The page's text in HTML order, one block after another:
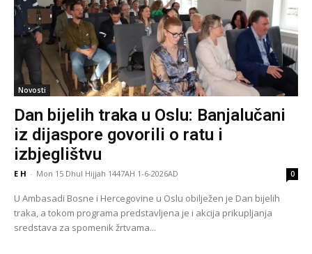
Novosti
Dan bijelih traka u Oslu: Banjalučani
iz dijaspore govorili o ratu i
izbjeglištvu
E H - Mon 15 Dhul Hijjah 1447AH 1-6-2026AD 0
U Ambasadi Bosne i Hercegovine u Oslu obilježen je Dan bijelih
traka, a tokom programa predstavljena je i akcija prikupljanja
sredstava za spomenik žrtvama...